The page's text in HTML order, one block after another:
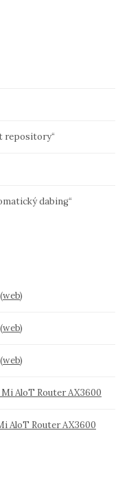
repository“
dabing“
AloT Router AX3600
AloT Router AX3600